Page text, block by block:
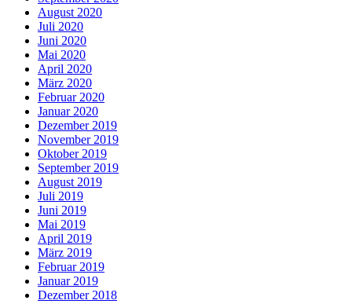
August 2020
Juli 2020
Juni 2020
Mai 2020
April 2020
März 2020
Februar 2020
Januar 2020
Dezember 2019
November 2019
Oktober 2019
September 2019
August 2019
Juli 2019
Juni 2019
Mai 2019
April 2019
März 2019
Februar 2019
Januar 2019
Dezember 2018